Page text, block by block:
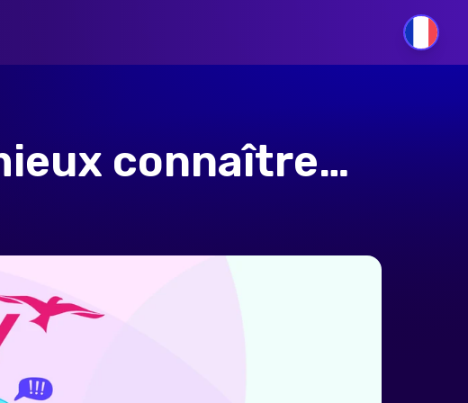
FR
connaître…